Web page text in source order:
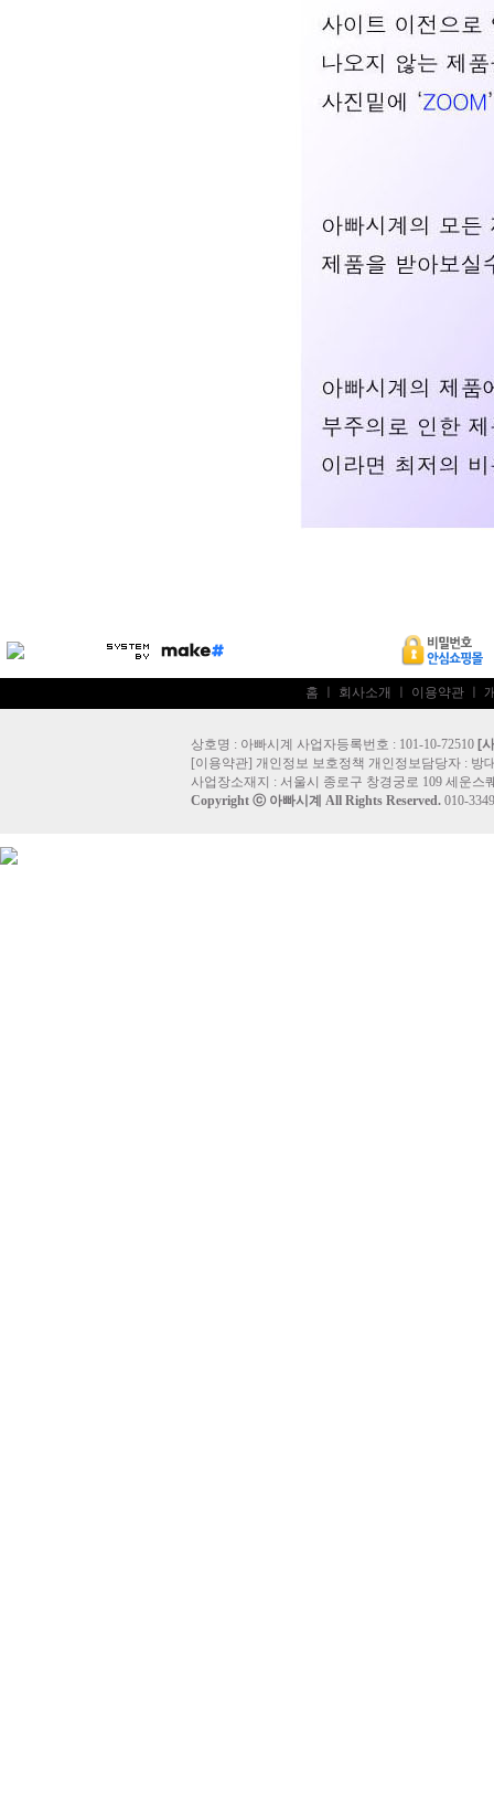
홈 회사소개 이용약관
상호명 : 아빠시계 사업자등록번호 : 101-10-72510 [
[이용약관] 개인정보 보호정책 개인정보담당자 : 방
사업장소재지 : 서울시 종로구 창경궁로 109 세운스
Copyright ⓒ 아빠시계 All Rights Reserved. 010-